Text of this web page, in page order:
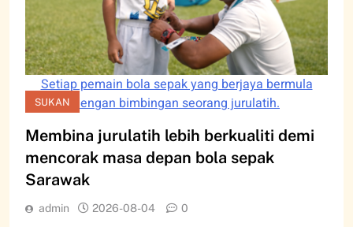
Setiap pemain bola sepak yang berjaya bermula
dengan bimbingan seorang jurulatih.
SUKAN
Membina jurulatih lebih berkualiti demi
mencorak masa depan bola sepak
Sarawak
admin 2026-08-04 0